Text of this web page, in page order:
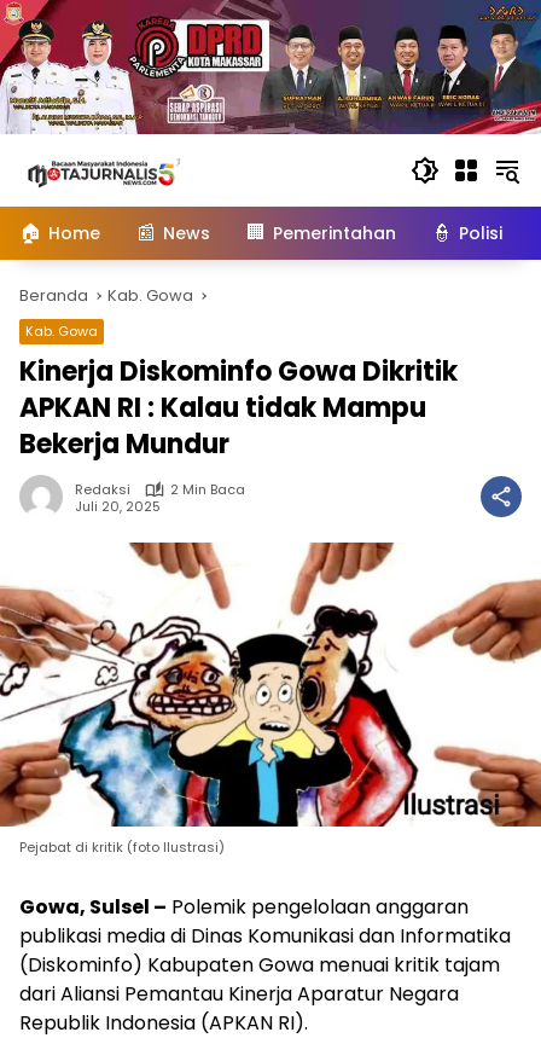
konten
🏠 Home 📰 News 🏢 Pemerintahan 👮 Polisi
Beranda Kab. Gowa
Kab. Gowa
Kinerja Diskominfo Gowa Dikritik
APKAN RI : Kalau tidak Mampu
Bekerja Mundur
Redaksi
2 Min Baca
Juli 20, 2025
Pejabat di kritik (foto Ilustrasi)
Gowa, Sulsel – Polemik pengelolaan anggaran
publikasi media di Dinas Komunikasi dan Informatika
(Diskominfo) Kabupaten Gowa menuai kritik tajam
dari Aliansi Pemantau Kinerja Aparatur Negara
Republik Indonesia (APKAN RI).